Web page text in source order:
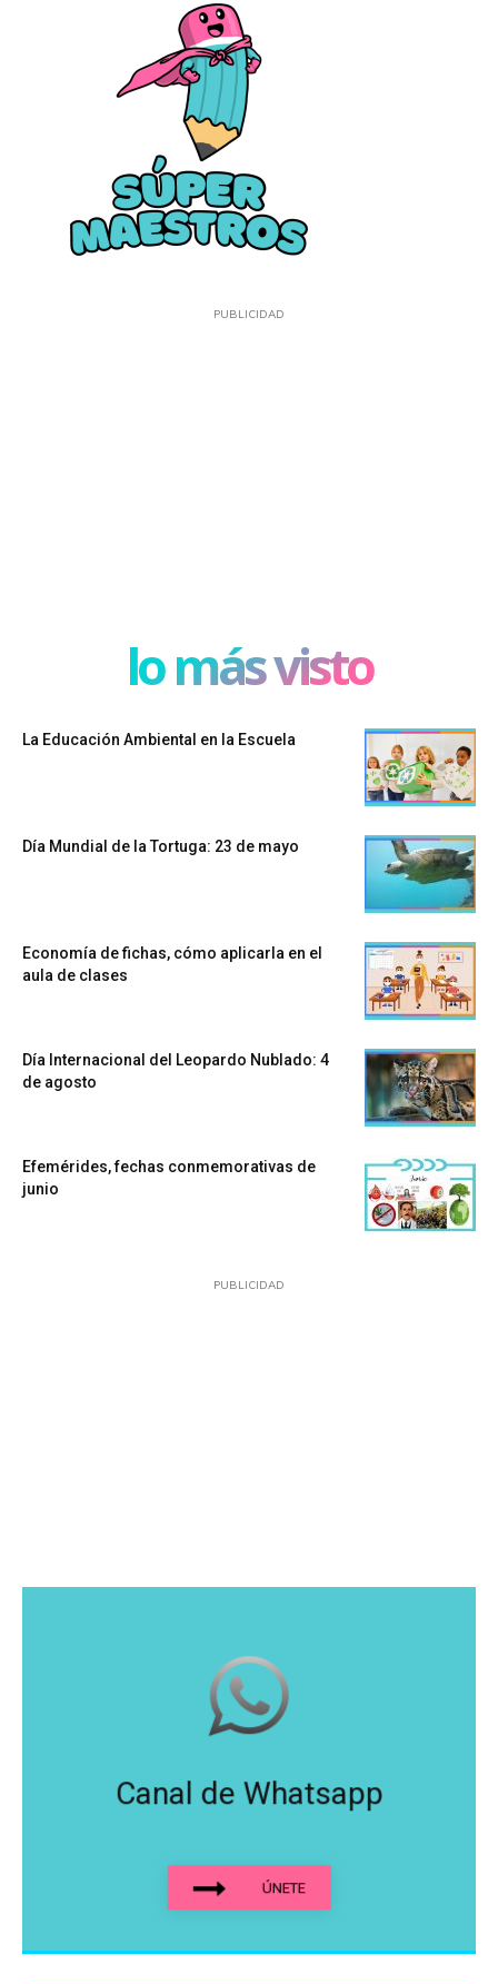
PUBLICIDAD
lo más visto
La Educación Ambiental en la Escuela
Día Mundial de la Tortuga: 23 de mayo
Economía de fichas, cómo aplicarla en el
aula de clases
Día Internacional del Leopardo Nublado: 4
de agosto
Efemérides, fechas conmemorativas de
junio
PUBLICIDAD
Canal de Whatsapp
ÚNETE